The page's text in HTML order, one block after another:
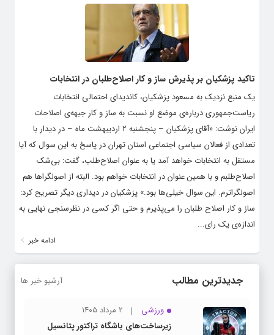
تاکید پزشکیان بر پذیرش ساز و کار اصلاح‌طلبان در انتخابات
یک منبع نزدیک به مسعود پزشکیان، کاندیدای احتمالی انتخابات
ریاست‌جمهوری درباره‌ی موضع او نسبت به ساز و کار جبهه‌ی اصلاحات
ایران نوشت: «آقای پزشکیان – پنجشنبه ۲ اردیبهشت ماه – در دیدار با
تعدادی از فعالان سیاسی اجتماعی استان تهران در پاسخ به این سوال که آیا
مستقل به انتخابات خواهد آمد یا به عنوان اصلاح‌طلب، گفت: بی‌شک
اصلاح‌طلبم و با همین عنوان در انتخابات خواهم بود. البته از اصولگراها هم
اصولگراترم. این سوال خیلی‌ها بود.» پزشکیان در دیداری دیگر تصریح کرد:
ساز و کار اصلاح طلبان را می‌پذیرم و حتی اگر کسی در نظرسنجی نهایی به‌
اندازه‌ی یک رای...
ادامه خبر
جدیدترین مطالب آرشیو خبر ها
ورزشی
۲ مرداد ۱۴۰۵
زیرساخت‌های باشگاه تراکتور پتانسیل